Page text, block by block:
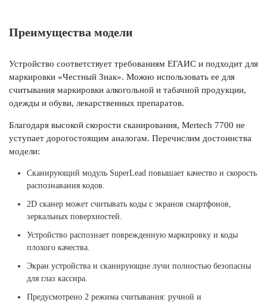
Преимущества модели
Устройство соответствует требованиям ЕГАИС и подходит для
маркировки «Честный Знак». Можно использовать ее для
считывания маркировки алкогольной и табачной продукции,
одежды и обуви, лекарственных препаратов.
Благодаря высокой скорости сканирования, Mertech 7700 не
уступает дорогостоящим аналогам. Перечислим достоинства
модели:
Сканирующий модуль SuperLead повышает качество и скорость
распознавания кодов.
2D сканер может считывать коды с экранов смартфонов,
зеркальных поверхностей.
Устройство распознает поврежденную маркировку и коды
плохого качества.
Экран устройства и сканирующие лучи полностью безопасны
для глаз кассира.
Предусмотрено 2 режима считывания: ручной и